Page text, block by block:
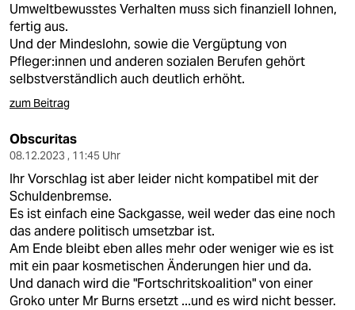
veranstaltungen
shop
fragen & hilfe
unterstützen
abo
epaper login
Umweltbewusstes Verhalten muss sich finanziell lohnen,
fertig aus.
Und der Mindeslohn, sowie die Vergüptung von
Pfleger:innen und anderen sozialen Berufen gehört
selbstverständlich auch deutlich erhöht.
zum Beitrag
Obscuritas
08.12.2023 , 11:45 Uhr
Ihr Vorschlag ist aber leider nicht kompatibel mit der
Schuldenbremse.
Es ist einfach eine Sackgasse, weil weder das eine noch
das andere politisch umsetzbar ist.
Am Ende bleibt eben alles mehr oder weniger wie es ist
mit ein paar kosmetischen Änderungen hier und da.
Und danach wird die "Fortschritskoalition" von einer
Groko unter Mr Burns ersetzt ...und es wird nicht besser.